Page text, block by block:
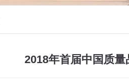
2018年首届中国质